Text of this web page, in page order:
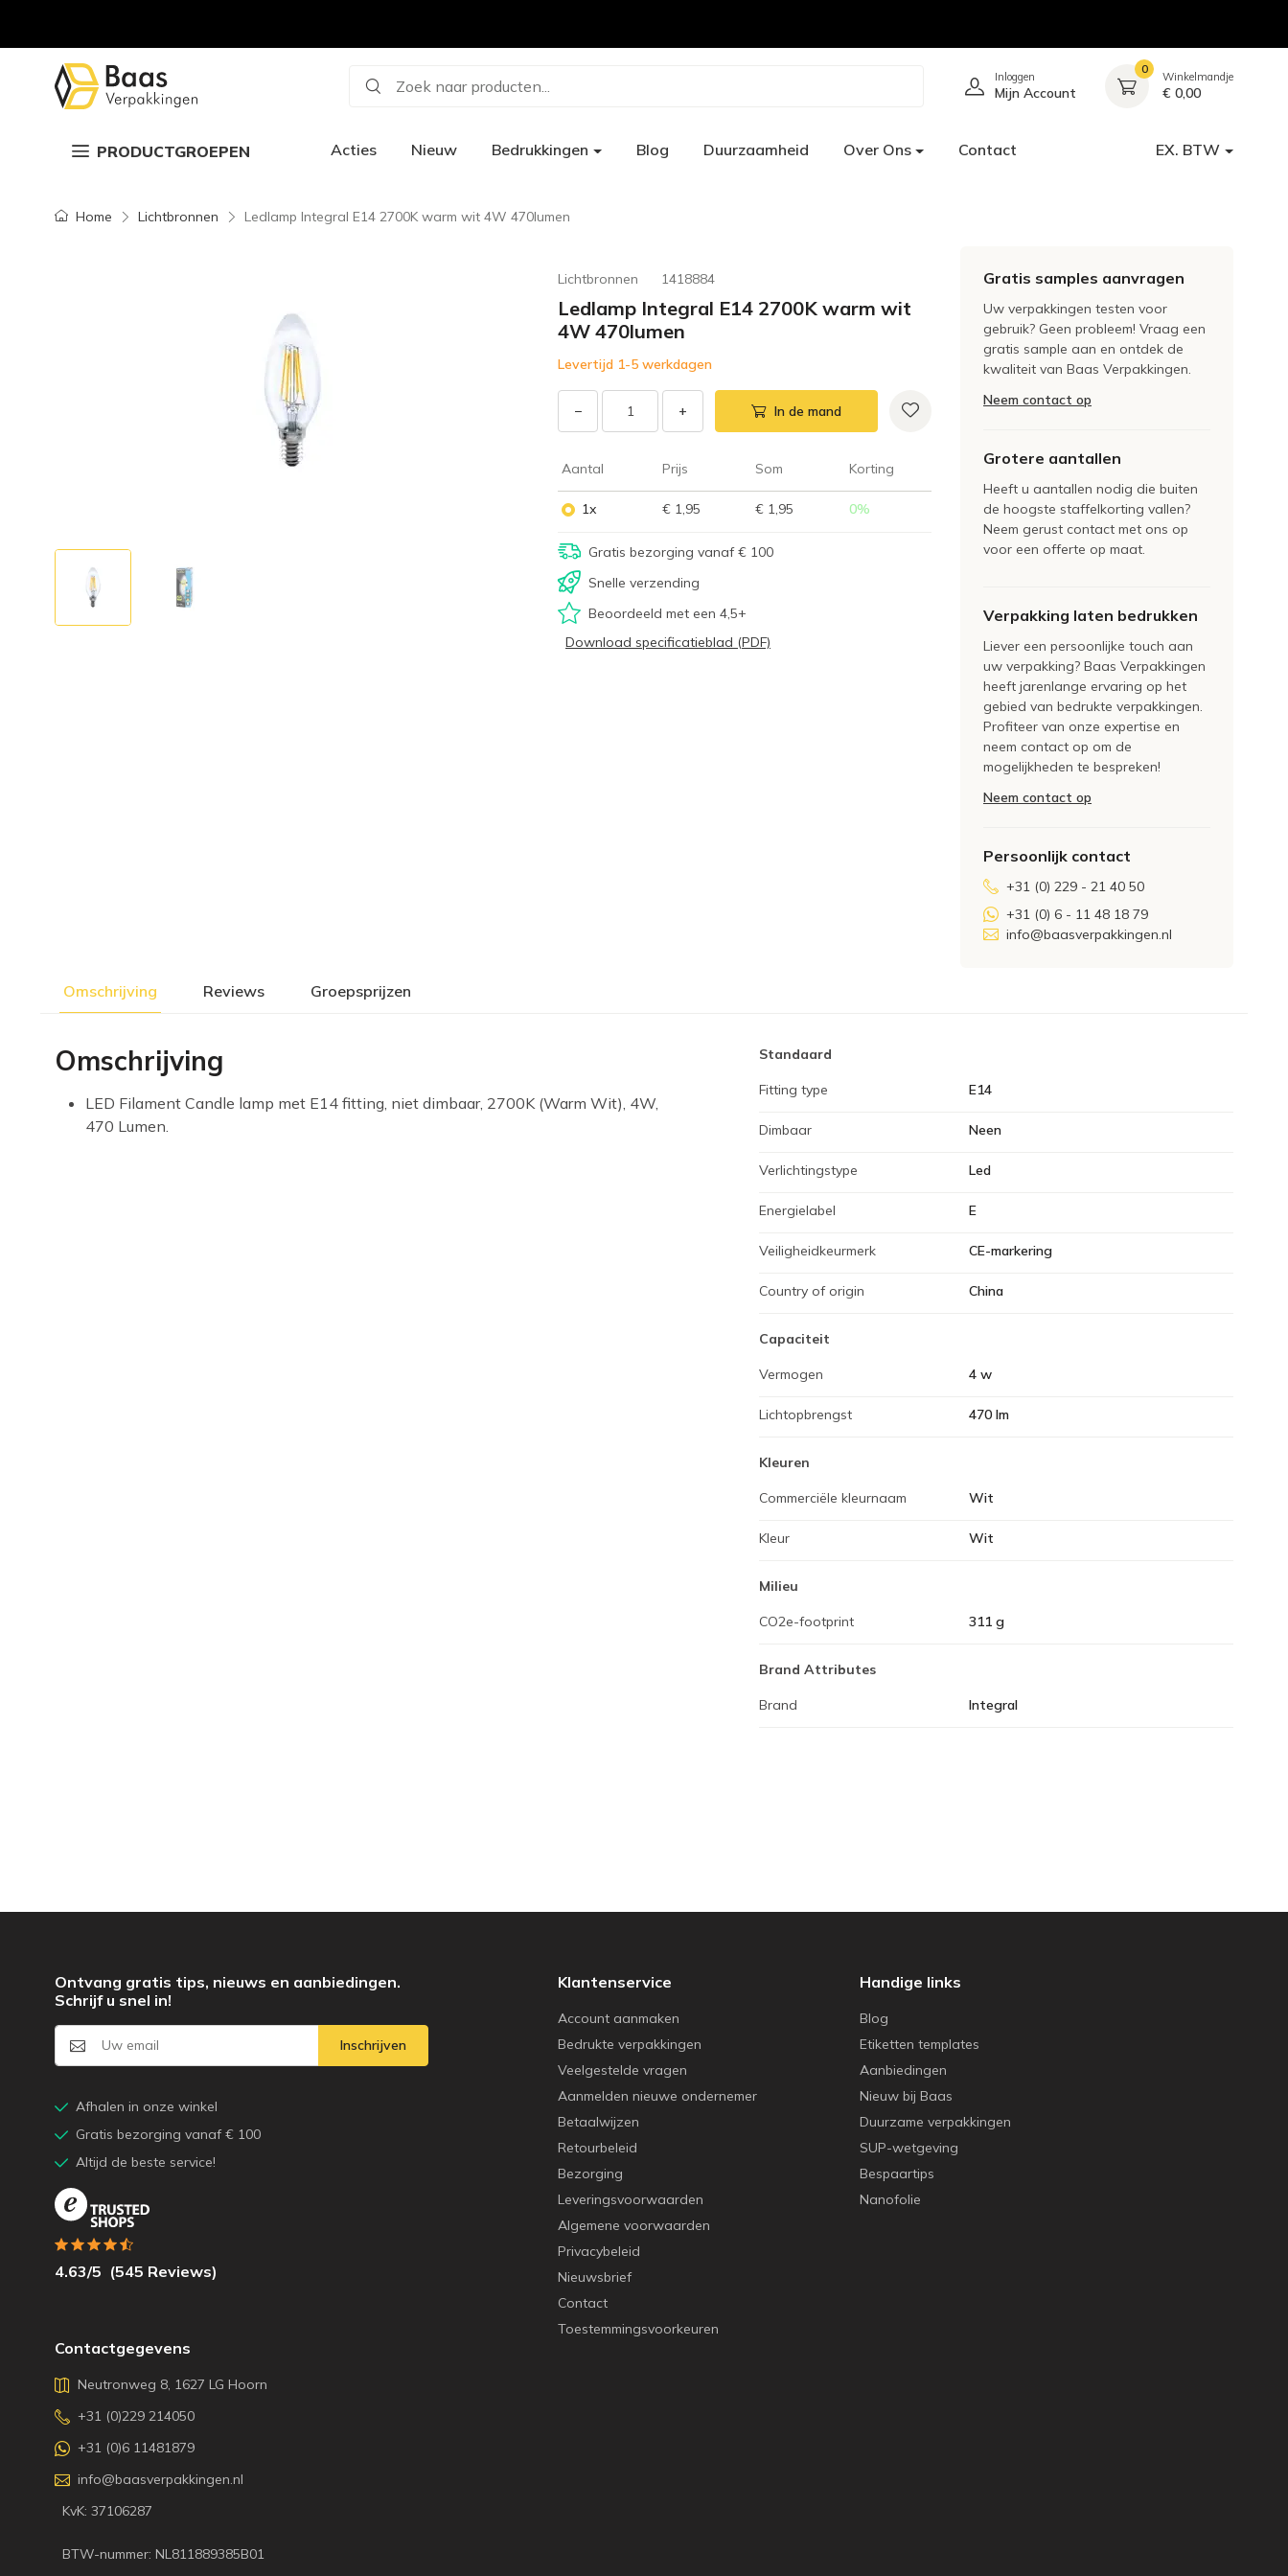
Zoek naar producten... Inloggen
Mijn Account
0
Winkelmandje
€ 0,00
PRODUCTGROEPEN Acties Nieuw Bedrukkingen Blog Duurzaamheid Over Ons Contact EX. BTW
Home Lichtbronnen Ledlamp Integral E14 2700K warm wit 4W 470lumen
Lichtbronnen 1418884
Ledlamp Integral E14 2700K warm wit
4W 470lumen
Levertijd 1-5 werkdagen
− + In de mand
Aantal Prijs Som Korting
1x € 1,95 € 1,95 0%
Gratis bezorging vanaf € 100
Snelle verzending
Beoordeeld met een 4,5+
Download specificatieblad (PDF)
Gratis samples aanvragen
Uw verpakkingen testen voor
gebruik? Geen probleem! Vraag een
gratis sample aan en ontdek de
kwaliteit van Baas Verpakkingen.
Neem contact op
Grotere aantallen
Heeft u aantallen nodig die buiten
de hoogste staffelkorting vallen?
Neem gerust contact met ons op
voor een offerte op maat.
Verpakking laten bedrukken
Liever een persoonlijke touch aan
uw verpakking? Baas Verpakkingen
heeft jarenlange ervaring op het
gebied van bedrukte verpakkingen.
Profiteer van onze expertise en
neem contact op om de
mogelijkheden te bespreken!
Neem contact op
Persoonlijk contact
+31 (0) 229 - 21 40 50
+31 (0) 6 - 11 48 18 79
info@baasverpakkingen.nl
Omschrijving Reviews Groepsprijzen
Omschrijving
LED Filament Candle lamp met E14 fitting, niet dimbaar, 2700K (Warm Wit), 4W,
470 Lumen.
Standaard
Fitting type E14
Dimbaar Neen
Verlichtingstype Led
Energielabel E
Veiligheidkeurmerk CE-markering
Country of origin China
Capaciteit
Vermogen 4 w
Lichtopbrengst 470 lm
Kleuren
Commerciële kleurnaam Wit
Kleur Wit
Milieu
CO2e-footprint 311 g
Brand Attributes
Brand Integral
Klantenservice
Account aanmaken
Bedrukte verpakkingen
Veelgestelde vragen
Aanmelden nieuwe ondernemer
Betaalwijzen
Retourbeleid
Bezorging
Leveringsvoorwaarden
Algemene voorwaarden
Privacybeleid
Nieuwsbrief
Contact
Toestemmingsvoorkeuren
Handige links
Blog
Etiketten templates
Aanbiedingen
Nieuw bij Baas
Duurzame verpakkingen
SUP-wetgeving
Bespaartips
Nanofolie
Contactgegevens
Neutronweg 8, 1627 LG Hoorn
+31 (0)229 214050
+31 (0)6 11481879
info@baasverpakkingen.nl
KvK: 37106287
BTW-nummer: NL811889385B01
Ontvang gratis tips, nieuws en aanbiedingen.
Schrijf u snel in!
Inschrijven
Afhalen in onze winkel
Gratis bezorging vanaf € 100
Altijd de beste service!
4.63/5 (545 Reviews)